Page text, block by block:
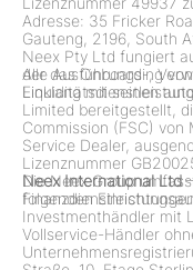
Adresse: 35 Fricker
Gauteng, 2196, South
Neex Pty Ltd fungiert
der das Onboarding
Einklang mit seinen
Alle Ausführungs-,
Limited bereitgestellt,
Commission (FSC)
Service Dealer,
Lizenznummer
Die Neex Group
folgenden
Neex International Ltd–
Investmenthändler mit
Vollservice-Händler